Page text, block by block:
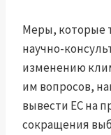
Меры, которые
научно-
изменению
им вопросов,
вывести ЕС на
сокращения